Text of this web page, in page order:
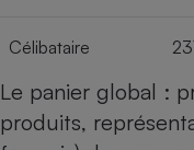
Célibataire
Le panier global :
produits,